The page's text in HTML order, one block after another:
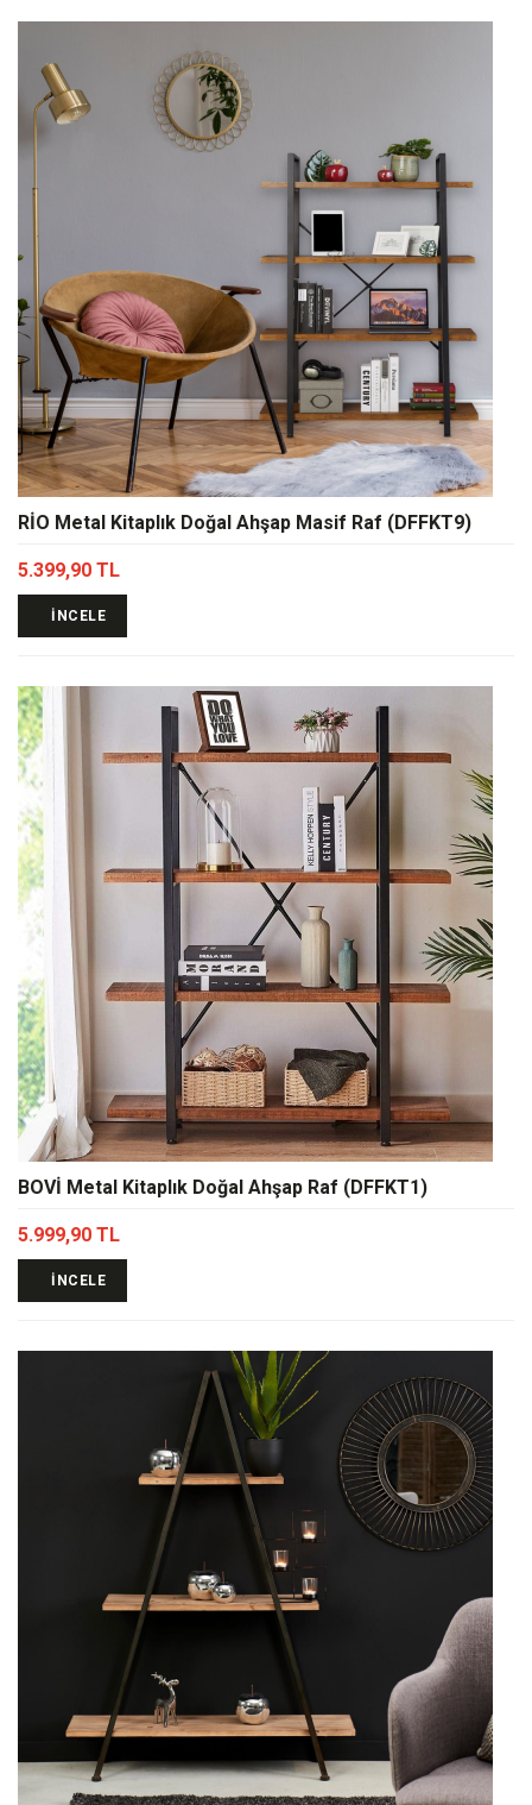
RİO Metal Kitaplık Doğal Ahşap Masif Raf (DFFKT9)
5.399,90 TL
İNCELE
BOVİ Metal Kitaplık Doğal Ahşap Raf (DFFKT1)
5.999,90 TL
İNCELE